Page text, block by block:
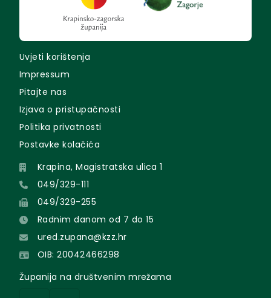
Uvjeti korištenja
Impressum
Pitajte nas
Izjava o pristupačnosti
Politika privatnosti
Postavke kolačića
Krapina, Magistratska ulica 1
049/329-111
049/329-255
Radnim danom od 7 do 15
ured.zupana@kzz.hr
OIB: 20042466298
Županija na društvenim mrežama